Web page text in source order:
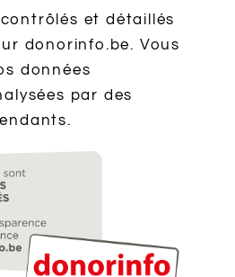
et détaillés
donorinfo.be. Vous
données
par des